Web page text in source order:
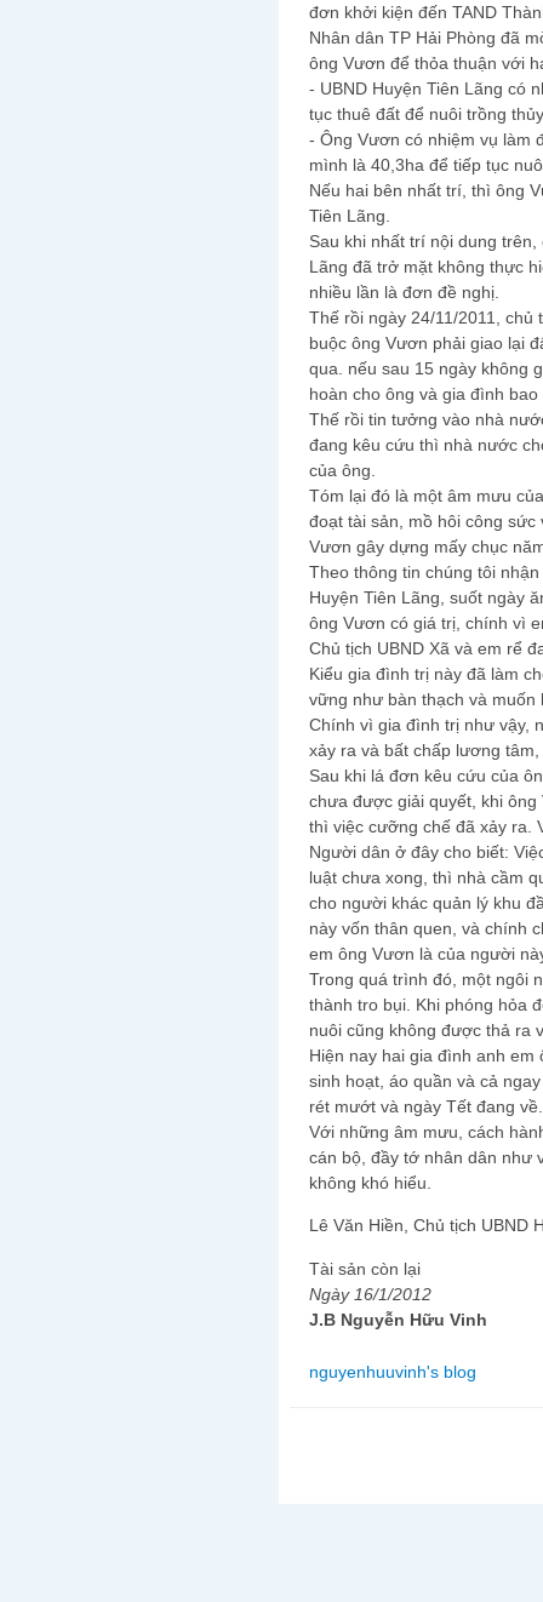
đơn khởi kiện đến TAND
Nhân dân TP Hải Phòng đã
ông Vươn để thỏa thuận với
- UBND Huyện Tiên Lãng có
tục thuê đất để nuôi trồng
- Ông Vươn có nhiệm vụ làm
mình là 40,3ha để tiếp tục
Nếu hai bên nhất trí, thì ông
Tiên Lãng.
Sau khi nhất trí nội dung
Lãng đã trở mặt không thực
nhiều lần là đơn đề nghị.
Thế rồi ngày 24/11/2011, chủ
buộc ông Vươn phải giao lại
qua. nếu sau 15 ngày không
hoàn cho ông và gia đình
Thế rồi tin tưởng vào nhà
đang kêu cứu thì nhà nước
của ông.
Tóm lại đó là một âm mưu
đoạt tài sản, mồ hôi công
Vươn gây dựng mấy chục
Theo thông tin chúng tôi
Huyện Tiên Lãng, suốt ngày
ông Vươn có giá trị, chính vì
Chủ tịch UBND Xã và em rể
Kiểu gia đình trị này đã làm
vững như bàn thạch và muốn
Chính vì gia đình trị như vậy,
xảy ra và bất chấp lương
Sau khi lá đơn kêu cứu của
chưa được giải quyết, khi
thì việc cưỡng chế đã xảy ra.
Người dân ở đây cho biết:
luật chưa xong, thì nhà cầm
cho người khác quản lý khu
này vốn thân quen, và chính
em ông Vươn là của người
Trong quá trình đó, một ngôi
thành tro bụi. Khi phóng hỏa
nuôi cũng không được thả ra
Hiện nay hai gia đình anh
sinh hoạt, áo quần và cả
rét mướt và ngày Tết đang về.
Với những âm mưu, cách
cán bộ, đầy tớ nhân dân như
không khó hiểu.
Lê Văn Hiền, Chủ tịch UBND
Tài sản còn lại
Ngày 16/1/2012
J.B Nguyễn Hữu Vinh
nguyenhuuvinh's blog